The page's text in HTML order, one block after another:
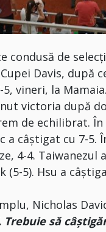
condusă de
Davis, după
vineri, la Mamaia.
victoria după
de echilibrat.
câştigat cu 7-5.
4-4.
(5-5). Hsu a
Nicholas
să